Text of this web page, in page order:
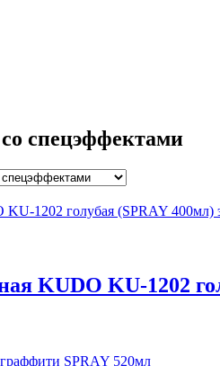
спецэффектами
KUDO KU-1202